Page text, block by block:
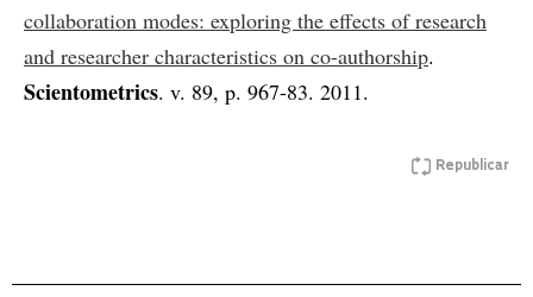
collaboration modes: exploring the effects of research
and researcher characteristics on co-authorship.
Scientometrics. v. 89, p. 967-83. 2011.
Republicar